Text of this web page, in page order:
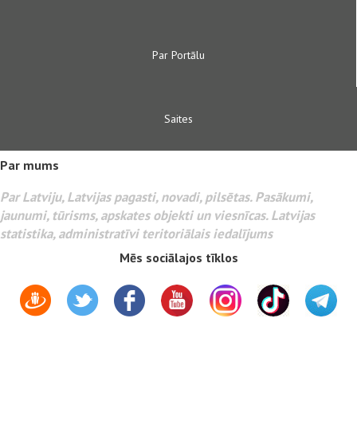
Par Portālu
Saites
Par mums
Par Latviju, Latvijas pagasti, novadi, pilsētas. Pasākumi,
jaunumi, tūrisms, apskates objekti un viesnīcas. Latvijas
statistika, administratīvi teritoriālais iedalījums
Mēs sociālajos tīklos